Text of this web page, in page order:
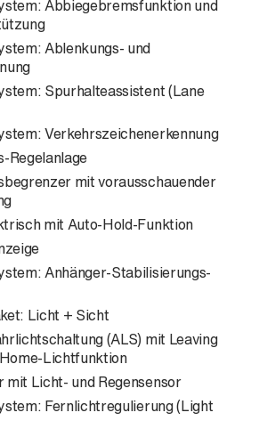
Abbiegebremsfunktion und
Ablenkungs- und
Spurhalteassistent (Lane
Verkehrszeichenerkennung
Regelanlage
mit vorausschauender
mit Auto-Hold-Funktion
Anhänger-Stabilisierungs-
Licht + Sicht
(ALS) mit Leaving
Lichtfunktion
mit Licht- und Regensensor
Fernlichtregulierung (Light